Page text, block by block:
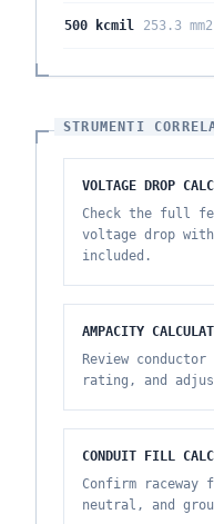
500 kcmil 253.3 mm2
STRUMENTI
VOLTAGE DROP
Check the full
voltage drop with
included.
AMPACITY
Review
rating, and
CONDUIT FILL
Confirm
neutral, and